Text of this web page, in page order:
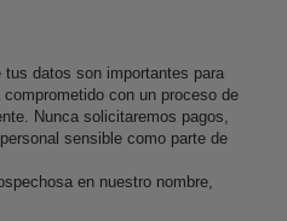
datos son importantes para
con un proceso de
Nunca solicitaremos pagos,
sensible como parte de
en nuestro nombre,